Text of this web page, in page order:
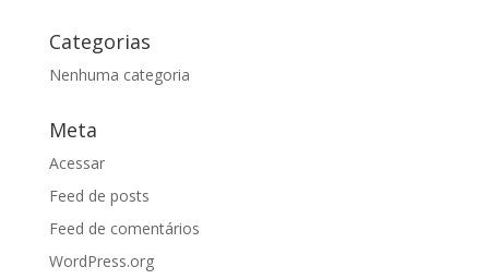
Categorias
Nenhuma categoria
Meta
Acessar
Feed de posts
Feed de comentários
WordPress.org